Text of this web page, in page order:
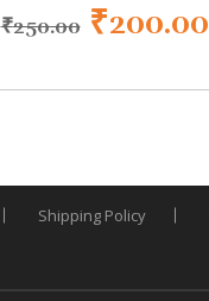
₹250.00 ₹200.00
Shipping Policy